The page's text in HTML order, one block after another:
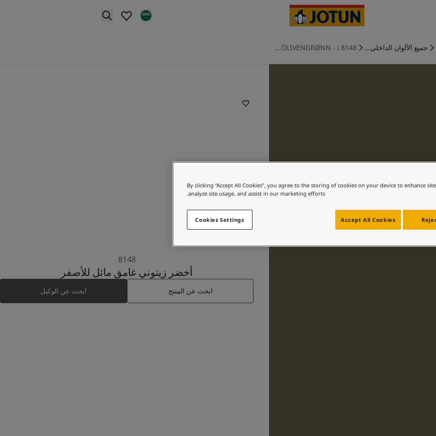
جميع الألوان الداخلي... 8148 OLIVENGRØNN - i...
8148
أخضر زيتوني غامق مائل للأصفر
ابحث عن المنتج ابحث عن الوكيل
By clicking “Accept All Cookies”, you agree to the storing of cookies on your device to enhance
analyze site usage, and assist in our marketing efforts.
Accept All Cookies
Cookies Settings